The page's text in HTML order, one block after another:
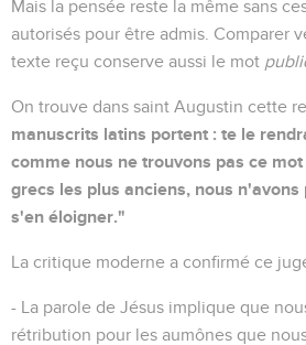
Mais la pensée reste la même sans
autorisés pour être admis. Comparer
texte reçu conserve aussi le mot
On trouve dans saint Augustin cette
manuscrits latins portent : te le
comme nous ne trouvons pas ce
grecs les plus anciens, nous
s'en éloigner."
La critique moderne a confirmé ce
- La parole de Jésus implique que
rétribution pour les aumônes que